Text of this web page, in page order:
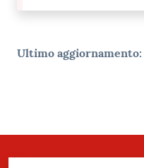
Ultimo aggiornamento: